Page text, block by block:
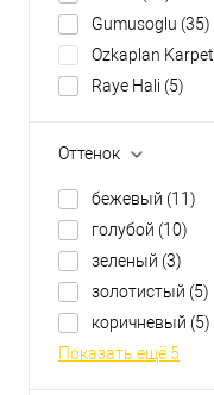
Gumusoglu (35)
Ozkaplan Karpet
Raye Hali (5)
Оттенок
бежевый (11)
голубой (10)
зеленый (3)
золотистый (5)
коричневый (5)
Показать ещё 5